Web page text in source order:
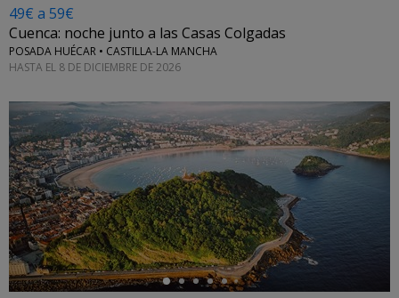
49€ a 59€
Cuenca: noche junto a las Casas Colgadas
POSADA HUÉCAR • CASTILLA-LA MANCHA
HASTA EL 8 DE DICIEMBRE DE 2026
←